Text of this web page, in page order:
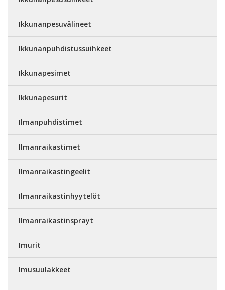
Ikkunanpesuvälineet
Ikkunanpuhdistussuihkeet
Ikkunapesimet
Ikkunapesurit
Ilmanpuhdistimet
Ilmanraikastimet
Ilmanraikastingeelit
Ilmanraikastinhyytelöt
Ilmanraikastinsprayt
Imurit
Imusuulakkeet